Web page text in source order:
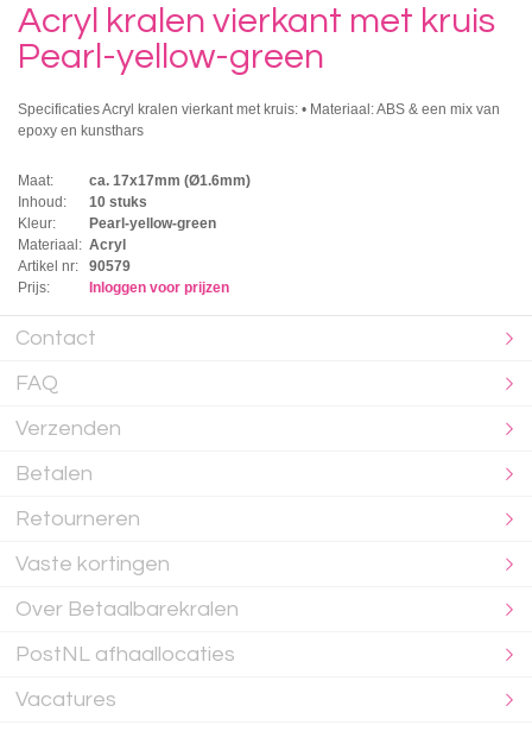
Acryl kralen vierkant met kruis
Pearl-yellow-green
Specificaties Acryl kralen vierkant met kruis: • Materiaal: ABS & een mix van
epoxy en kunsthars
Maat:
ca. 17x17mm (Ø1.6mm)
Inhoud:
10 stuks
Kleur:
Pearl-yellow-green
Materiaal: Acryl
Artikel nr:
90579
Prijs:
Inloggen voor prijzen
Contact
FAQ
Verzenden
Betalen
Retourneren
Vaste kortingen
Over Betaalbarekralen
PostNL afhaallocaties
Vacatures